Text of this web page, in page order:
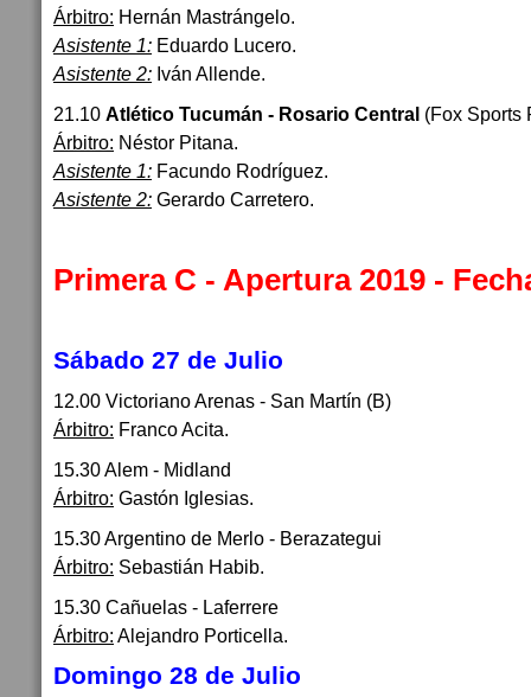
Árbitro: Hernán Mastrángelo.
Asistente 1: Eduardo Lucero.
Asistente 2: Iván Allende.
21.10 Atlético Tucumán - Rosario Central (Fox Sports
Árbitro: Néstor Pitana.
Asistente 1: Facundo Rodríguez.
Asistente 2: Gerardo Carretero.
Primera C - Apertura 2019 -
Sábado 27 de Julio
12.00 Victoriano Arenas - San Martín (B)
Árbitro: Franco Acita.
15.30 Alem - Midland
Árbitro: Gastón Iglesias.
15.30 Argentino de Merlo - Berazategui
Árbitro: Sebastián Habib.
15.30 Cañuelas - Laferrere
Árbitro: Alejandro Porticella.
Domingo 28 de Julio